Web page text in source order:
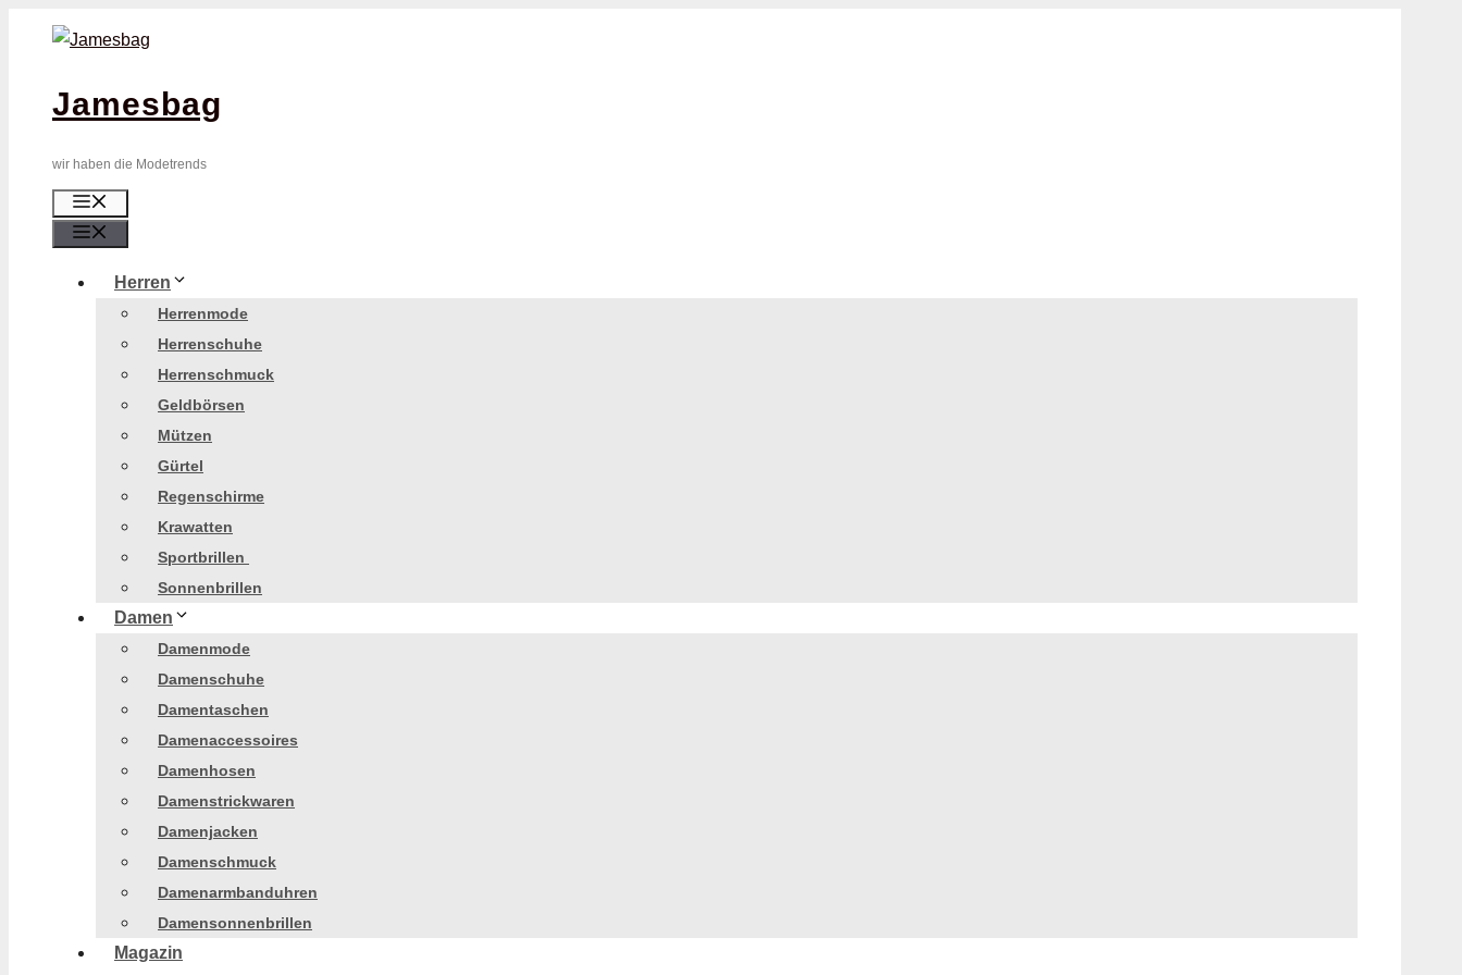
Jamesbag
wir haben die Modetrends
Herren
Herrenmode
Herrenschuhe
Herrenschmuck
Geldbörsen
Mützen
Gürtel
Regenschirme
Krawatten
Sportbrillen
Sonnenbrillen
Damen
Damenmode
Damenschuhe
Damentaschen
Damenaccessoires
Damenhosen
Damenstrickwaren
Damenjacken
Damenschmuck
Damenarmbanduhren
Damensonnenbrillen
Magazin